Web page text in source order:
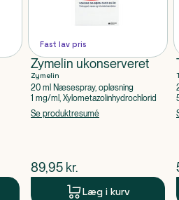
Fast lav pris
Zymelin ukonserveret
Zymelin
20 ml Næsespray, opløsning
1 mg/ml, Xylometazolinhydrochlorid
Se produktresumé
$nuværende pris
89,95 kr.
Læg i kurv